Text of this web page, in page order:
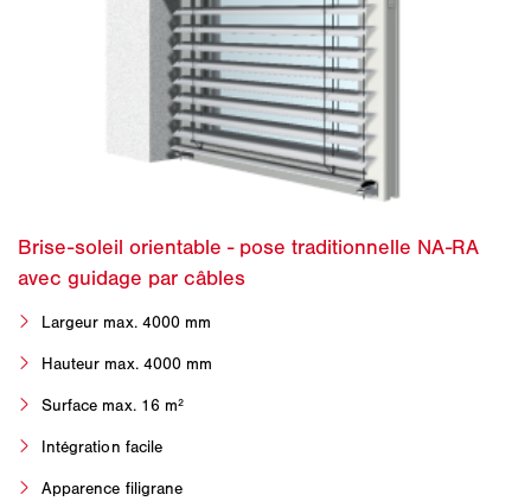
Largeur max. 4000 mm
Hauteur max. 4000 mm
Surface max. 16 m²
Intégration facile
Apparence filigrane